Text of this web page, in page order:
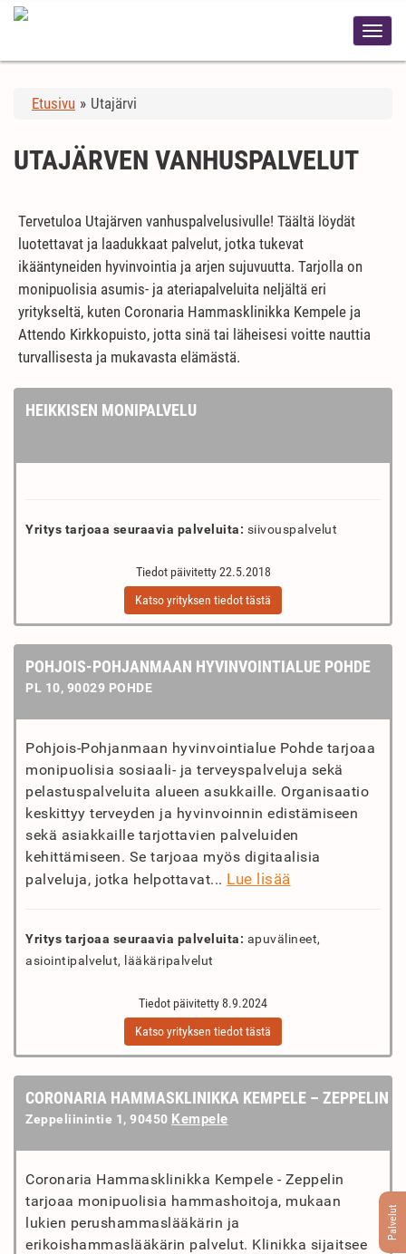
Etusivu » Utajärvi
Palvelut
UTAJÄRVEN VANHUSPALVELUT
Tervetuloa Utajärven vanhuspalvelusivulle! Täältä löydät
luotettavat ja laadukkaat palvelut, jotka tukevat
ikääntyneiden hyvinvointia ja arjen sujuvuutta. Tarjolla on
monipuolisia asumis- ja ateriapalveluita neljältä eri
yritykseltä, kuten Coronaria Hammasklinikka Kempele ja
Attendo Kirkkopuisto, jotta sinä tai läheisesi voitte nauttia
turvallisesta ja mukavasta elämästä.
HEIKKISEN MONIPALVELU
Yritys tarjoaa seuraavia palveluita: siivouspalvelut
Tiedot päivitetty 22.5.2018
Katso yrityksen tiedot tästä
POHJOIS-POHJANMAAN HYVINVOINTIALUE POHDE
PL 10, 90029 POHDE
Pohjois-Pohjanmaan hyvinvointialue Pohde tarjoaa
monipuolisia sosiaali- ja terveyspalveluja sekä
pelastuspalveluita alueen asukkaille. Organisaatio
keskittyy terveyden ja hyvinvoinnin edistämiseen
sekä asiakkaille tarjottavien palveluiden
kehittämiseen. Se tarjoaa myös digitaalisia
palveluja, jotka helpottavat... Lue lisää
Yritys tarjoaa seuraavia palveluita: apuvälineet,
asiointipalvelut, lääkäripalvelut
Tiedot päivitetty 8.9.2024
Katso yrityksen tiedot tästä
CORONARIA HAMMASKLINIKKA KEMPELE – ZEPPELIN
Zeppeliinintie 1, 90450 Kempele
Coronaria Hammasklinikka Kempele - Zeppelin
tarjoaa monipuolisia hammashoitoja, mukaan
lukien perushammaslääkärin ja
erikoishammaslääkärin palvelut. Klinikka sijaitsee